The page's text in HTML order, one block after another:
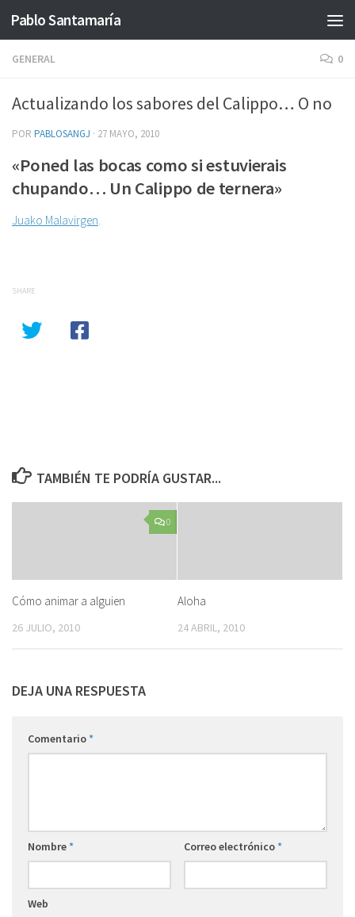
Saltar al contenido
Pablo Santamaría
GENERAL 0
Actualizando los sabores del Calippo… O no
POR PABLOSANGJ · 27 MAYO, 2010
«Poned las bocas como si estuvierais
chupando… Un Calippo de ternera»
Juako Malavirgen.
SHARE
TAMBIÉN TE PODRÍA GUSTAR...
0
Cómo animar a alguien
26 JULIO, 2010
Aloha
24 ABRIL, 2010
DEJA UNA RESPUESTA
Comentario*
Nombre* Correo electrónico*
Web